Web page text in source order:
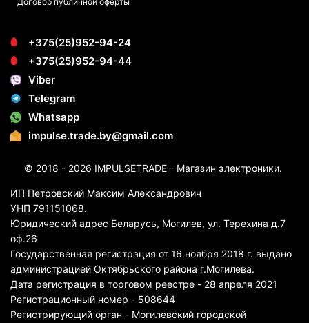
+375(25)952-94-24
+375(25)952-94-44
Viber
Telegram
Whatsapp
impulse.trade.by@gmail.com
© 2018 - 2026 IMPULSETRADE - Магазин электроники.
ИП Петровский Максим Александрович
УНП 791151068.
Юридический адрес Беларусь, Могилев, ул. Терехина д.7
оф.26
Государственная регистрация от 16 ноября 2018 г. выдано
администрацией Октябрьского района г.Могилева.
Дата регистрация в торговом реестре - 28 апреля 2021
Регистрационный номер - 508644
Регистрирующий орган - Могилевский городской